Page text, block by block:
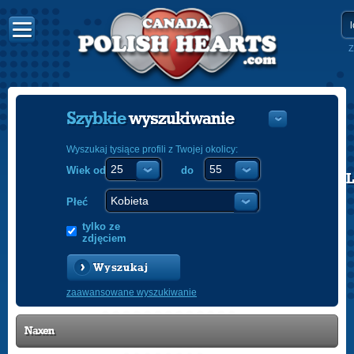
POLISH
Szybkiewyszukiwanie
Wyszukaj tysiące profili z Twojej okolicy:
Wiek od do
Płeć
tylko ze
zdjęciem
Wyszukaj
zaawansowane wyszukiwanie
Naxen